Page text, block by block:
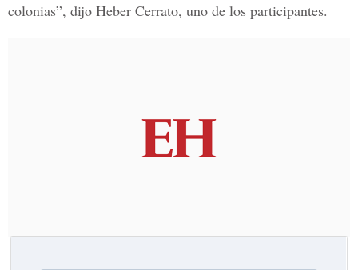
colonias”, dijo Heber Cerrato, uno de los participantes.